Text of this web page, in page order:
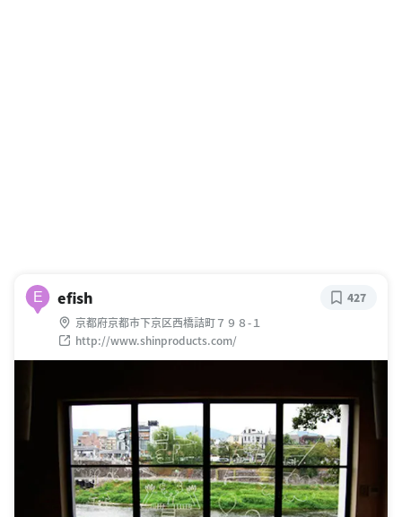
E efish
京都府京都市下京区西橋詰町７９８-１
http://www.shinproducts.com/
427